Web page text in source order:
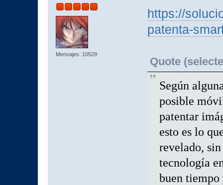
Mensajes: 10529
https://
patenta-
Quote
Según
posible
patentar
esto es lo
revelado, sin
tecnología
buen tiempo